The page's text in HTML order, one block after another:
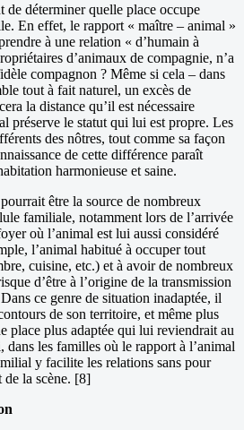
de déterminer quelle place occupe
En effet, le rapport « maître – animal »
à une relation « d’humain à
d’animaux de compagnie, n’a
compagnon ? Même si cela – dans
tout à fait naturel, un excès de
la distance qu’il est nécessaire
préserve le statut qui lui est propre. Les
des nôtres, tout comme sa façon
de cette différence paraît
harmonieuse et saine.
être la source de nombreux
familiale, notamment lors de l’arrivée
où l’animal est lui aussi considéré
l’animal habitué à occuper tout
cuisine, etc.) et à avoir de nombreux
d’être à l’origine de la transmission
ce genre de situation inadaptée, il
de son territoire, et même plus
place plus adaptée qui lui reviendrait au
les familles où le rapport à l’animal
y facilite les relations sans pour
de la scène. [8]